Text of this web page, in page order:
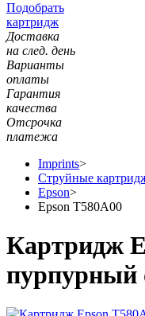
Подобрать
картридж
Доставка
на след. день
Варианты
оплаты
Гарантия
качества
Отсрочка
платежа
Imprints>
Струйные
Epson>
Epson T580A00
Картридж
пурпурный